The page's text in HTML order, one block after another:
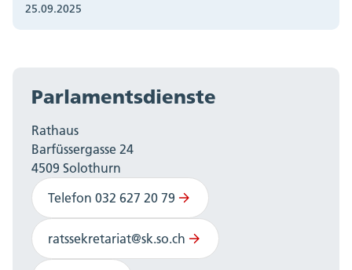
25.09.2025
Parlamentsdienste
Rathaus
Barfüssergasse 24
4509 Solothurn
Telefon 032 627 20 79
ratssekretariat@sk.so.ch